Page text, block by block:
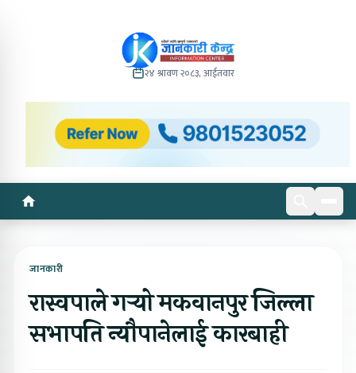
२४ श्रावण २०८३, आईतवार
जानकारी
रास्वपाले गर्‍यो मकवानपुर जिल्ला
सभापति न्यौपानेलाई कारबाही